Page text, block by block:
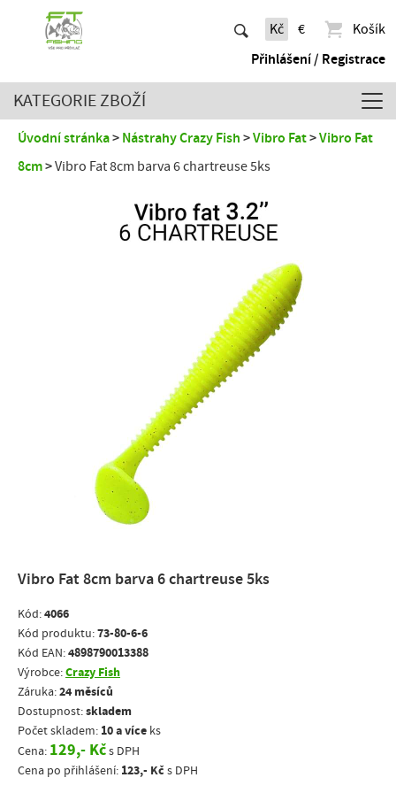
Kč €
Košík
Přihlášení / Registrace
KATEGORIE ZBOŽÍ
Úvodní stránka Nástrahy Crazy Fish Vibro Fat
Vibro Fat
8cm
Vibro Fat 8cm barva 6 chartreuse 5ks
Vibro Fat 8cm barva 6 chartreuse 5ks
Kód:4066
Kód produktu:73-80-6-6
Kód EAN:4898790013388
Výrobce:Crazy Fish
Záruka:24 měsíců
Dostupnost:skladem
Počet skladem: 10 a více ks
Cena: 129,- Kčs DPH
Cena po přihlášení: 123,- Kč s DPH